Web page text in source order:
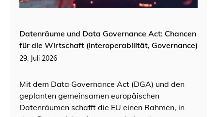
Datenräume und Data Governance Act: Chancen
für die Wirtschaft (Interoperabilität, Governance)
29. Juli 2026
Mit dem Data Governance Act (DGA) und den
geplanten gemeinsamen europäischen
Datenräumen schafft die EU einen Rahmen, in